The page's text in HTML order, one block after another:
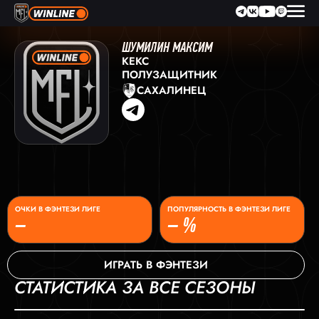
ШУМИЛИН МАКСИМ
КЕКС
ПОЛУЗАЩИТНИК
САХАЛИНЕЦ
–
ОЧКИ В ФЭНТЕЗИ ЛИГЕ
– %
ПОПУЛЯРНОСТЬ В ФЭНТЕЗИ ЛИГЕ
ИГРАТЬ В ФЭНТЕЗИ
СТАТИСТИКА ЗА ВСЕ СЕЗОНЫ